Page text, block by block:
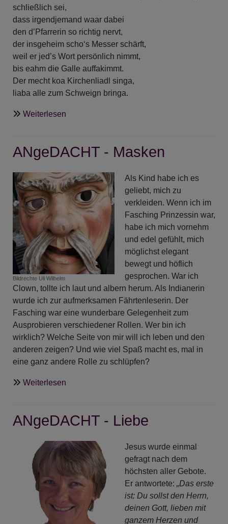
schließlich sei,
dass irgendjemand waar dabei
den d’Pfarrerin so richtig nervt,
der insgeheim scho‘s Messer schärft,
weil er jed’s Wort persönlich nimmt,
bis eahm die Galle auffakimmt.
Der mecht koa Kirchenliadl singa,
liaba alle zum Schweign bringa.
Weiterlesen
Faschingssonntag
in
der
Johanneskirche
Partenkirchen
ANgeDACHT - Masken
Bildrechte Uli Wilhelm
Als Kind habe ich es
geliebt, mich zu
verkleiden. Wenn ich im
Fasching Prinzessin war,
habe ich mich vornehm
und edel gefühlt, mich
möglichst elegant
bewegt und höflich
gesprochen. War ich
Clown, tollte ich laut und albern herum. Als Indianerin
wurde ich zur aufmerksamen Fährtenleserin. Der
Fasching war eine wunderbare Gelegenheit zum
Ausprobieren verschiedener Rollen. Wer bin ich
wirklich? Welche Seite von mir will ich leben und den
anderen zeigen? Und wie viel Spaß macht es, mal in
eine ganz andere Rolle zu schlüpfen?
Weiterlesen
Masken
ANgeDACHT - Liebe
Jesus wurde einmal
gefragt nach dem
höchsten aller Gebote.
Er antwortete: „Das erste
ist: Du sollst den Herrn,
deinen Gott, lieben mit
ganzem Herzen und